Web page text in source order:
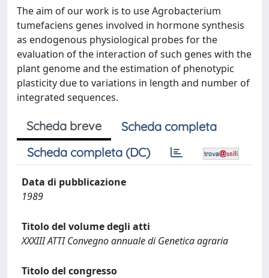
The aim of our work is to use Agrobacterium
tumefaciens genes involved in hormone synthesis
as endogenous physiological probes for the
evaluation of the interaction of such genes with the
plant genome and the estimation of phenotypic
plasticity due to variations in length and number of
integrated sequences.
Scheda breve
Scheda completa
Scheda completa (DC)
Data di pubblicazione
1989
Titolo del volume degli atti
XXXIII ATTI Convegno annuale di Genetica agraria
Titolo del congresso